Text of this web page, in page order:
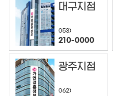
대구지점
053)
210-0000
광주지점
062)